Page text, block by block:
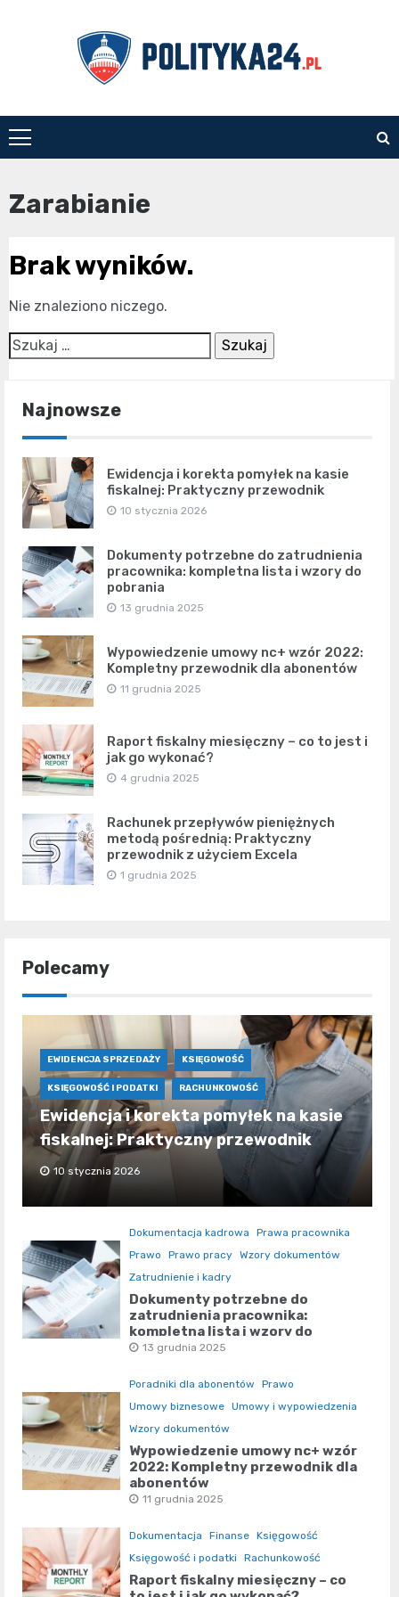
polityka24.pl
Zarabianie
Brak wyników.
Nie znaleziono niczego.
Szukaj:
Najnowsze
Ewidencja i korekta pomyłek na kasie
fiskalnej: Praktyczny przewodnik
10 stycznia 2026
Dokumenty potrzebne do zatrudnienia
pracownika: kompletna lista i wzory do
pobrania
13 grudnia 2025
Wypowiedzenie umowy nc+ wzór 2022:
Kompletny przewodnik dla abonentów
11 grudnia 2025
Raport fiskalny miesięczny – co to jest i
jak go wykonać?
4 grudnia 2025
Rachunek przepływów pieniężnych
metodą pośrednią: Praktyczny
przewodnik z użyciem Excela
1 grudnia 2025
Polecamy
EWIDENCJA SPRZEDAŻY KSIĘGOWOŚĆ
KSIĘGOWOŚĆ I PODATKI RACHUNKOWOŚĆ
Ewidencja i korekta pomyłek na kasie
fiskalnej: Praktyczny przewodnik
10 stycznia 2026
Dokumentacja kadrowa
Prawa pracownika
Prawo
Prawo pracy Wzory dokumentów
Zatrudnienie i kadry
Dokumenty potrzebne do
zatrudnienia pracownika:
kompletna lista i wzory do
pobrania
13 grudnia 2025
Poradniki dla abonentów
Prawo
Umowy biznesowe Umowy i wypowiedzenia
Wzory dokumentów
Wypowiedzenie umowy nc+ wzór
2022: Kompletny przewodnik dla
abonentów
11 grudnia 2025
Dokumentacja Finanse Księgowość
Księgowość i podatki
Rachunkowość
Raport fiskalny miesięczny – co